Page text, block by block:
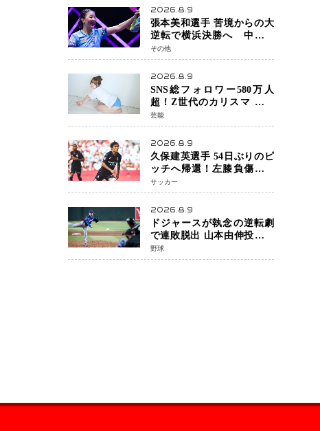
挑戦
2026.8.9
張本美和選手 苦境からの大
逆転で横浜決勝へ 中国の
難敵・王芸迪選手を撃破
「ここからまた行くぞ」
兄・智和選手との兄妹Vにも
期待
その他
2026.8.9
SNS総フォロワー580万人
超！Z世代のカリスマ さく
らさん 待望の1st写真集が11
月5日発売決定 沖縄で“今し
か残せない姿”を撮影
芸能
2026.8.9
久保建英選手 54日ぶりのピ
ッチへ帰還！左膝負傷から
待望の実戦復帰
サッカー
2026.8.9
ドジャースが執念の逆転劇
で連敗脱出 山本由伸投手は
107球の力投 大谷翔平選手が
延長10回に勝利を呼び込む
野球